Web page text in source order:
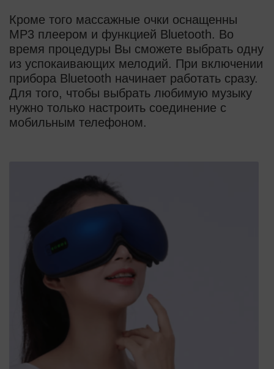
Кроме того массажные очки оснащенны
MP3 плеером и функцией Bluetooth. Во
время процедуры Вы сможете выбрать одну
из успокаивающих мелодий. При включении
прибора Bluetooth начинает работать сразу.
Для того, чтобы выбрать любимую музыку
нужно только настроить соединение с
мобильным телефоном.